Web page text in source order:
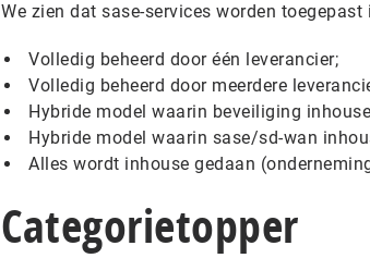
We zien dat sase-services worden
Volledig beheerd door één leverancier;
Volledig beheerd door meerdere
Hybride model waarin beveiliging
Hybride model waarin sase/sd-wan
Alles wordt inhouse gedaan
Categorietopper